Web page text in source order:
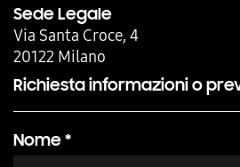
Sede Legale
Via Santa Croce, 4
20122 Milano
Richiesta informazioni o
Nome *